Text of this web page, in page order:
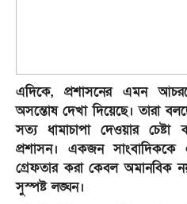
এদিকে, প্রশাসনের এমন
অসন্তোষ দেখা দিয়েছে। তারা
সত্য ধামাচাপা দেওয়ার
প্রশাসন। একজন সাংবাদিককে
গ্রেফতার করা কেবল অমানবিক
সুস্পষ্ট লঙ্ঘন।